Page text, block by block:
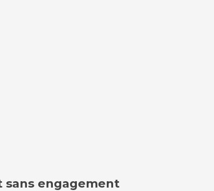
sans engagement